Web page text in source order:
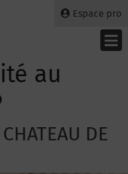
Espace pro
au
DE